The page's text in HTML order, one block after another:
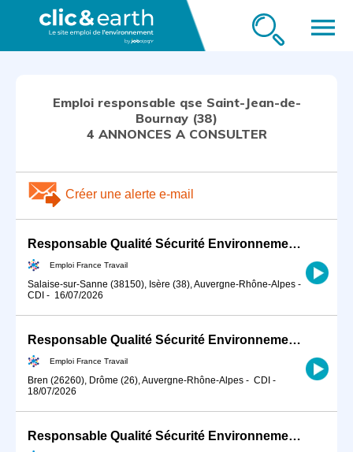
menu
Emploi responsable qse Saint-Jean-de-
Bournay (38)
4 ANNONCES A CONSULTER
Créer une alerte e-mail
Responsable Qualité Sécurité Environnement -QSE- en industrie (H/F)
Emploi France Travail
Salaise-sur-Sanne (38150), Isère (38), Auvergne-Rhône-Alpes -
CDI - 16/07/2026
Responsable Qualité Sécurité Environnement -QSE- en industrie (H/F)
Emploi France Travail
Bren (26260), Drôme (26), Auvergne-Rhône-Alpes - CDI -
18/07/2026
Responsable Qualité Sécurité Environnement -QSE- en industrie (H/F)